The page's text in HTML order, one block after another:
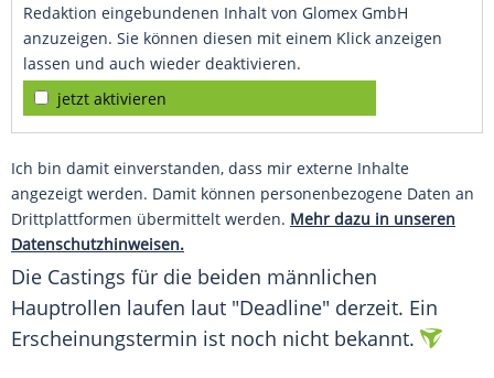
Redaktion eingebundenen Inhalt von Glomex GmbH
anzuzeigen. Sie können diesen mit einem Klick anzeigen
lassen und auch wieder deaktivieren.
jetzt aktivieren
Ich bin damit einverstanden, dass mir externe Inhalte
angezeigt werden. Damit können personenbezogene Daten an
Drittplattformen übermittelt werden. Mehr dazu in unseren
Datenschutzhinweisen.
Die Castings für die beiden männlichen
Hauptrollen laufen laut "Deadline" derzeit. Ein
Erscheinungstermin ist noch nicht bekannt.